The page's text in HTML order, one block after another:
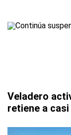
Veladero
retiene a